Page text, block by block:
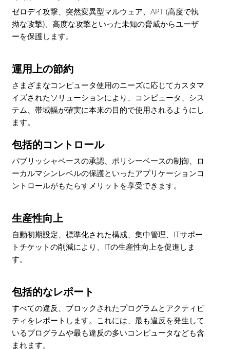
ゼロデイ攻撃、突然変異型マルウェア、APT (高度で執
拗な攻撃)、高度な攻撃といった未知の脅威からユーザ
ーを保護します。
運用上の節約
さまざまなコンピュータ使用のニーズに応じてカスタマ
イズされたソリューションにより、コンピュータ、シス
テム、帯域幅が確実に本来の目的で使用されるようにし
ます。
包括的コントロール
パブリッシャベースの承認、ポリシーベースの制御、ロ
ーカルマシンレベルの保護といったアプリケーションコ
ントロールがもたらすメリットを享受できます。
生産性向上
自動初期設定、標準化された構成、集中管理、ITサポー
トチケットの削減により、ITの生産性向上を促進しま
す。
包括的なレポート
すべての違反、ブロックされたプログラムとアクティビ
ティをレポートします。これには、最も違反を発生して
いるプログラムや最も違反の多いコンピュータなども含
まれます。